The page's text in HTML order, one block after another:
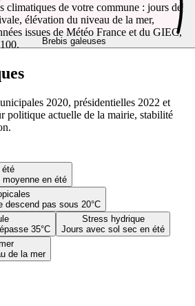
Brebis galeuses
été
moyenne en été
descend pas sous 20°C
35°C
Stress hydrique
Jours avec sol sec en été
de la mer
climatiques de votre commune : jours de
élévation du niveau de la mer,
issues de Météo France et du GIEC,
2020, présidentielles 2022 et
politique actuelle de la mairie, stabilité